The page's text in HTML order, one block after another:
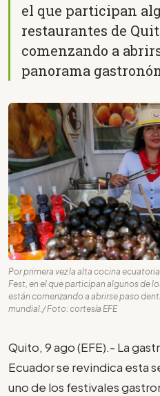
el que participan
restaurantes de
comenzando a
panorama
Por primera vez la alta cocina
Fest, en el que participan algunos de
están comenzando a abrirse paso
mundial./ Foto: cortesía EFE
Quito, 9 ago (EFE).- La
Ecuador se revindica esta
uno de los festivales